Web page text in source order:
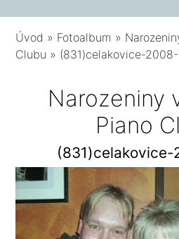
Úvod » Fotoalbum »
Clubu » (831)celakovice-
Narozeniny
Piano